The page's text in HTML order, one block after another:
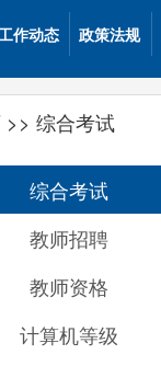
作动态 政策法规
>> 综合考试
综合考试
教师招聘
教师资格
计算机等级